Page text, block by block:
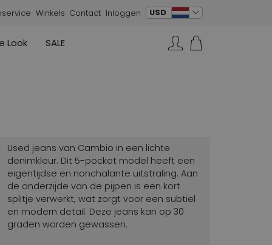
Winkels Contact Inloggen USD verander taal
AGL
Look
SALE
Marc Cain
Used jeans van Cambio in een lichte
denimkleur. Dit 5-pocket model heeft een
eigentijdse en nonchalante uitstraling. Aan
de onderzijde van de pijpen is een kort
splitje verwerkt, wat zorgt voor een subtiel
en modern detail. Deze jeans kan op 30
graden worden gewassen.